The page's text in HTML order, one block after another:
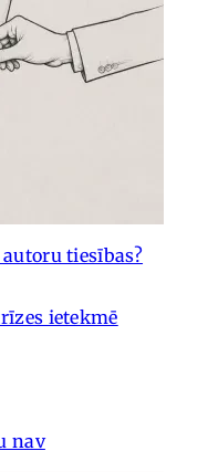
tiesības?
ietekmē
nav